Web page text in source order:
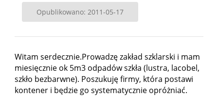
Opublikowano: 2011-05-17
Witam serdecznie.Prowadzę zakład szklarski i mam
miesięcznie ok 5m3 odpadów szkła (lustra, lacobel,
szkło bezbarwne). Poszukuję firmy, która postawi
kontener i będzie go systematycznie opróżniać.